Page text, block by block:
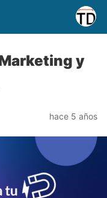
y
hace 5 años